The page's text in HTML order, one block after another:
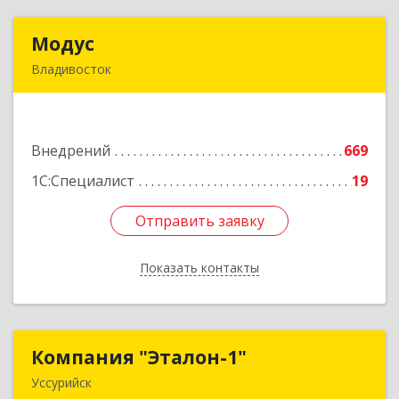
Модус
Владивосток
Внедрений
669
1С:Специалист
19
Отправить заявку
Показать контакты
Подробнее
Отправить заявку
Назад
Компания "Эталон-1"
Уссурийск
Компания "Эталон-1"